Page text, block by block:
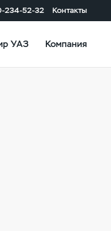
234-52-32 Контакты
УАЗ Компания